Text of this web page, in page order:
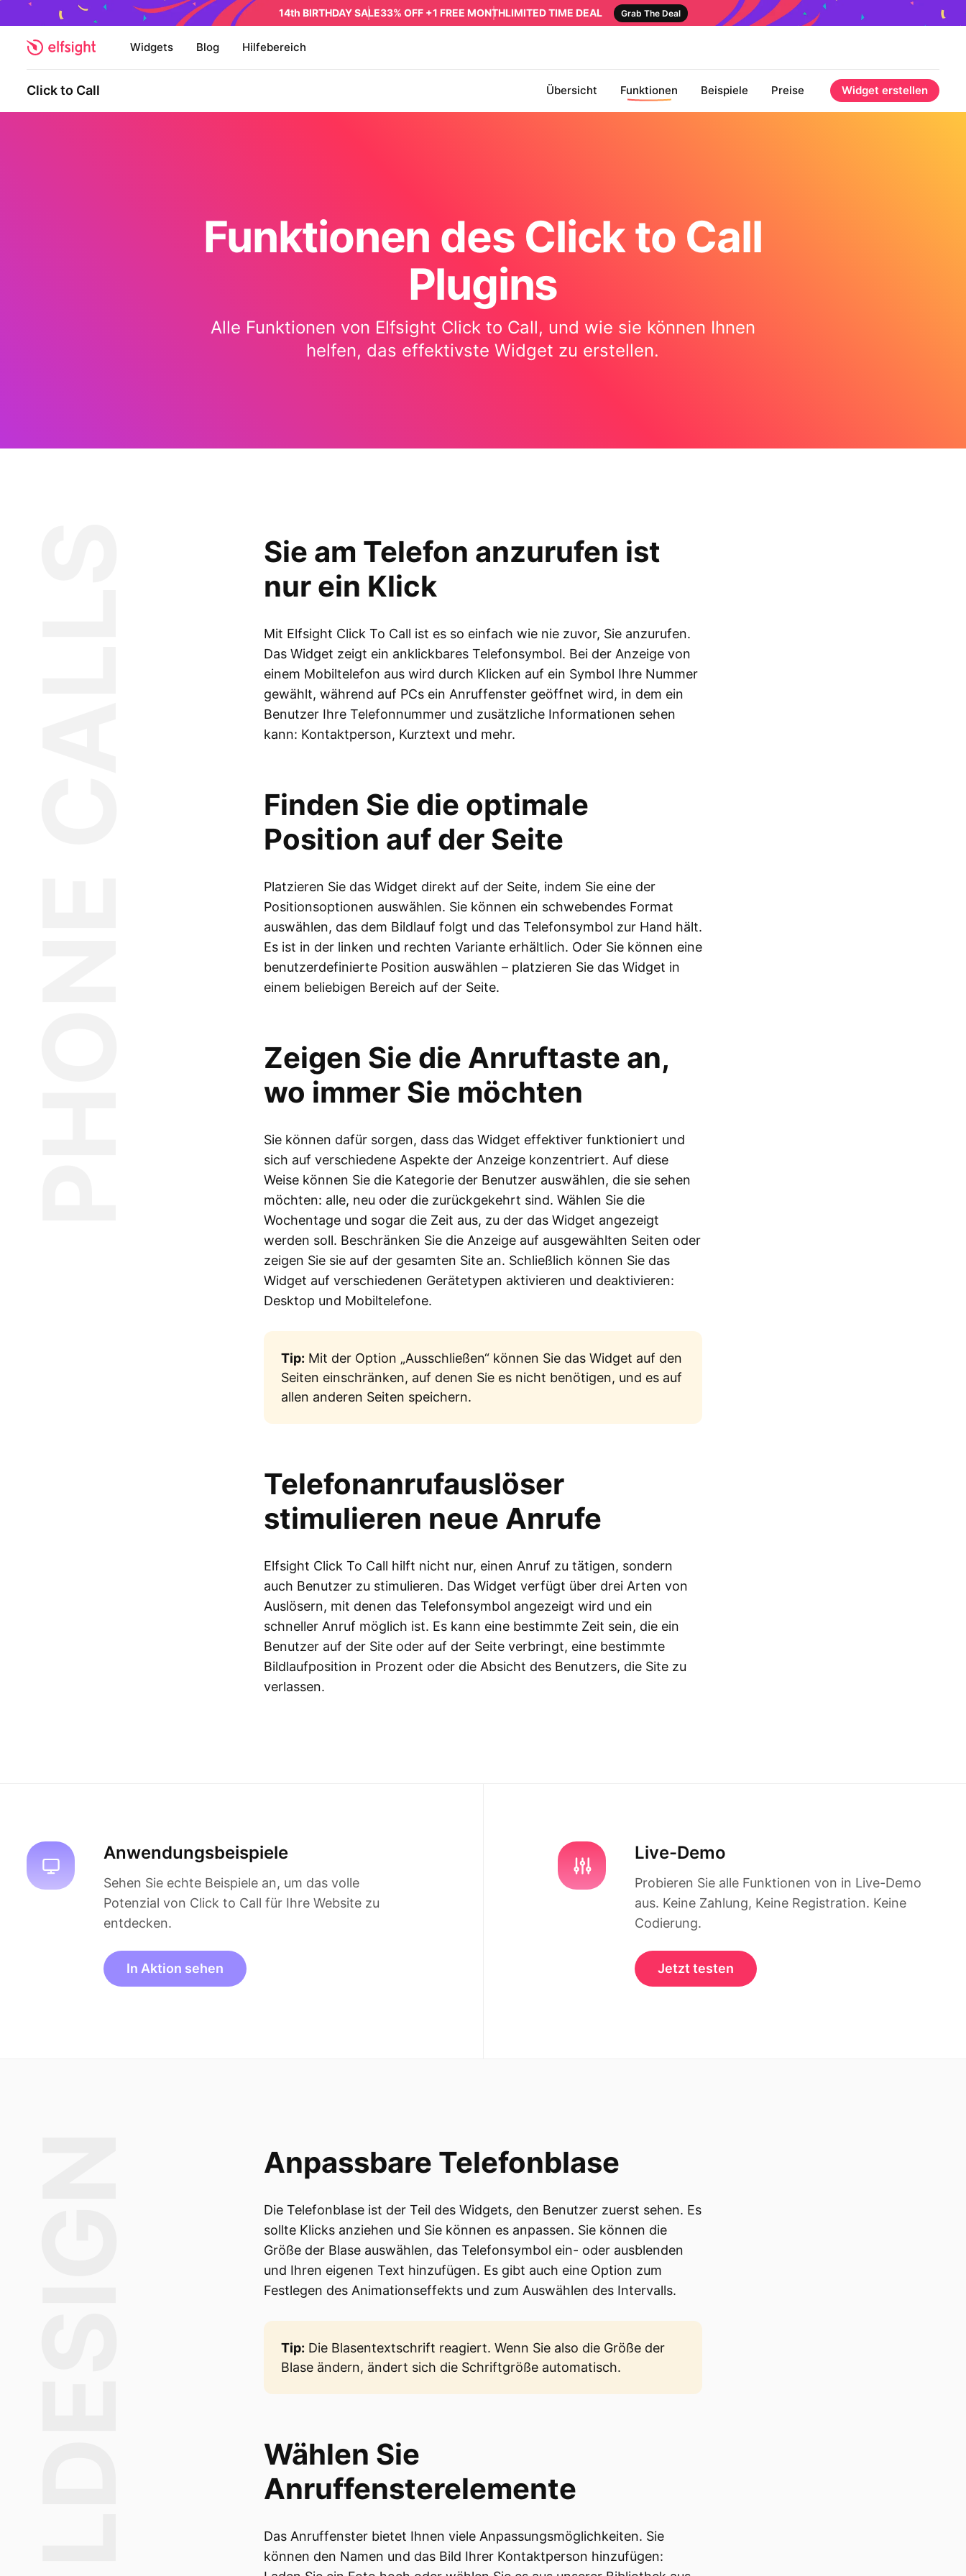
14th BIRTHDAY SALE33% OFF +1 FREE MONTHLIMITED TIME DEAL Grab The Deal
Widgets Blog Hilfebereich
Click to Call Übersicht Funktionen Beispiele Preise Widget erstellen
Funktionen des Click to Call
Plugins
Alle Funktionen von Elfsight Click to Call, und wie sie können Ihnen
helfen, das effektivste Widget zu erstellen.
Sie am Telefon anzurufen ist
nur ein Klick
Mit Elfsight Click To Call ist es so einfach wie nie zuvor, Sie anzurufen.
Das Widget zeigt ein anklickbares Telefonsymbol. Bei der Anzeige von
einem Mobiltelefon aus wird durch Klicken auf ein Symbol Ihre Nummer
gewählt, während auf PCs ein Anruffenster geöffnet wird, in dem ein
Benutzer Ihre Telefonnummer und zusätzliche Informationen sehen
kann: Kontaktperson, Kurztext und mehr.
Finden Sie die optimale
Position auf der Seite
Platzieren Sie das Widget direkt auf der Seite, indem Sie eine der
Positionsoptionen auswählen. Sie können ein schwebendes Format
auswählen, das dem Bildlauf folgt und das Telefonsymbol zur Hand hält.
Es ist in der linken und rechten Variante erhältlich. Oder Sie können eine
benutzerdefinierte Position auswählen – platzieren Sie das Widget in
einem beliebigen Bereich auf der Seite.
Zeigen Sie die Anruftaste an,
wo immer Sie möchten
Sie können dafür sorgen, dass das Widget effektiver funktioniert und
sich auf verschiedene Aspekte der Anzeige konzentriert. Auf diese
Weise können Sie die Kategorie der Benutzer auswählen, die sie sehen
möchten: alle, neu oder die zurückgekehrt sind. Wählen Sie die
Wochentage und sogar die Zeit aus, zu der das Widget angezeigt
werden soll. Beschränken Sie die Anzeige auf ausgewählten Seiten oder
zeigen Sie sie auf der gesamten Site an. Schließlich können Sie das
Widget auf verschiedenen Gerätetypen aktivieren und deaktivieren:
Desktop und Mobiltelefone.
Tip: Mit der Option „Ausschließen“ können Sie das Widget auf den
Seiten einschränken, auf denen Sie es nicht benötigen, und es auf
allen anderen Seiten speichern.
Telefonanrufauslöser
stimulieren neue Anrufe
Elfsight Click To Call hilft nicht nur, einen Anruf zu tätigen, sondern
auch Benutzer zu stimulieren. Das Widget verfügt über drei Arten von
Auslösern, mit denen das Telefonsymbol angezeigt wird und ein
schneller Anruf möglich ist. Es kann eine bestimmte Zeit sein, die ein
Benutzer auf der Site oder auf der Seite verbringt, eine bestimmte
Bildlaufposition in Prozent oder die Absicht des Benutzers, die Site zu
verlassen.
Anwendungsbeispiele
Sehen Sie echte Beispiele an, um das volle
Potenzial von Click to Call für Ihre Website zu
entdecken.
In Aktion sehen
Live-Demo
Probieren Sie alle Funktionen von in Live-Demo
aus. Keine Zahlung, Keine Registration. Keine
Codierung.
Jetzt testen
Anpassbare Telefonblase
Die Telefonblase ist der Teil des Widgets, den Benutzer zuerst sehen. Es
sollte Klicks anziehen und Sie können es anpassen. Sie können die
Größe der Blase auswählen, das Telefonsymbol ein- oder ausblenden
und Ihren eigenen Text hinzufügen. Es gibt auch eine Option zum
Festlegen des Animationseffekts und zum Auswählen des Intervalls.
Tip: Die Blasentextschrift reagiert. Wenn Sie also die Größe der
Blase ändern, ändert sich die Schriftgröße automatisch.
Wählen Sie
Anruffensterelemente
Das Anruffenster bietet Ihnen viele Anpassungsmöglichkeiten. Sie
können den Namen und das Bild Ihrer Kontaktperson hinzufügen: